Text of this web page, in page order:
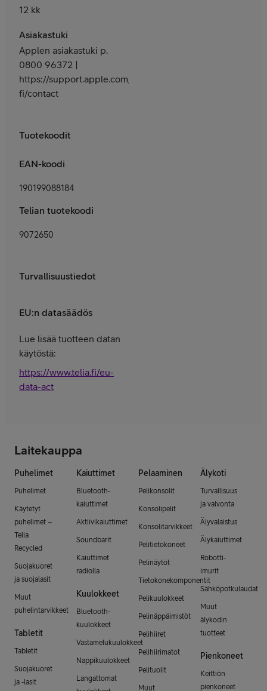
12 kk
Asiakastuki
Applen asiakastuki p.
0800 96372 |
https://support.apple.com/fi-
fi/contact
Tuotekoodit
EAN-koodi
190199088184
Telian tuotekoodi
9072650
Turvallisuustiedot
EU:n datasäädös
Lue lisää tuotteen datan
käytöstä:
https://www.telia.fi/eu-
data-act
Laitekauppa
Puhelimet
Puhelimet
Käytetyt
puhelimet –
Telia
Recycled
Suojakuoret
ja suojalasit
Muut
puhelintarvikkeet
Tabletit
Tabletit
Suojakuoret
ja -lasit
Kaiuttimet
Bluetooth-
kaiuttimet
Aktiivikaiuttimet
Soundbarit
Kaiuttimet
radiolla
Kuulokkeet
Bluetooth-
kuulokkeet
Vastamelukuulokkeet
Nappikuulokkeet
Langattomat
Pelaaminen
Pelikonsolit
Konsolipelit
Konsolitarvikkeet
Pelitietokoneet
Pelinäytöt
Tietokonekomponentit
Pelikuulokkeet
Pelinäppäimistöt
Pelihiiret
Pelihiirimatot
Pelituolit
Muut
Älykoti
Turvallisuus
ja valvonta
Älyvalaistus
Älykaiuttimet
Robotti-
imurit
Sähköpotkulaudat
Muut
älykodin
tuotteet
Pienkoneet
Keittiön
pienkoneet